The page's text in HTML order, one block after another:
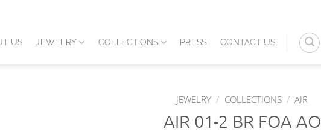
US JEWELRY COLLECTIONS PRESS CONTACT US
JEWELRY / COLLECTIONS / AIR
AIR 01-2 BR FOA AO